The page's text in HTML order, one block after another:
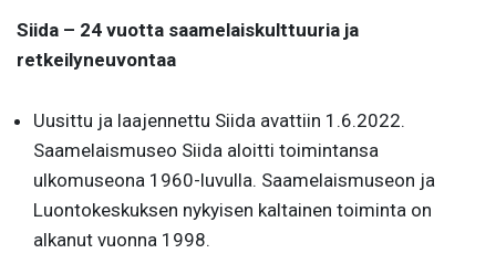
Siida – 24 vuotta saamelaiskulttuuria ja
retkeilyneuvontaa
Uusittu ja laajennettu Siida avattiin 1.6.2022.
Saamelaismuseo Siida aloitti toimintansa
ulkomuseona 1960-luvulla. Saamelaismuseon ja
Luontokeskuksen nykyisen kaltainen toiminta on
alkanut vuonna 1998.